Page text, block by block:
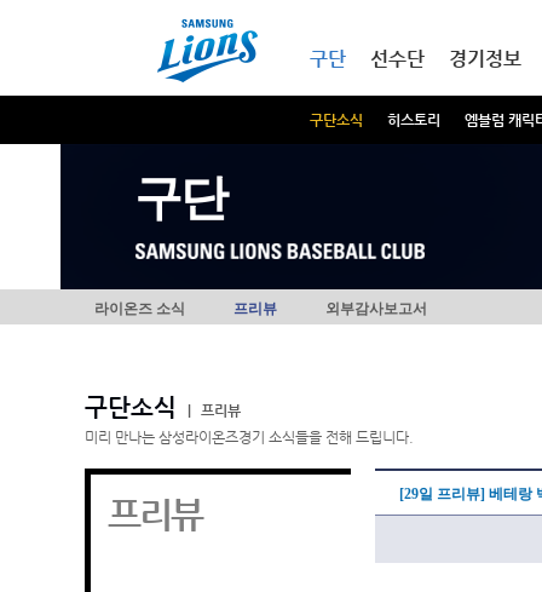
구단
구단소식 히스토리 엠블럼 캐릭
선수단 경기정보
구단
라이온즈 소식 프리뷰 외부감사보고서
구단소식
프리뷰
미리 만나는 삼성라이온즈경기 소식들을 전해 드립니다.
프리뷰 [29일 프리뷰] 베테랑